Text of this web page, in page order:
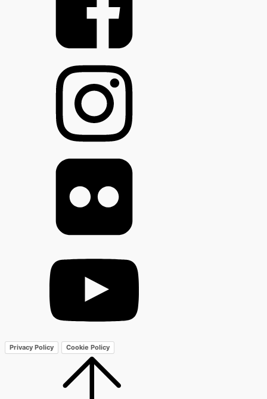
Privacy Policy Cookie Policy